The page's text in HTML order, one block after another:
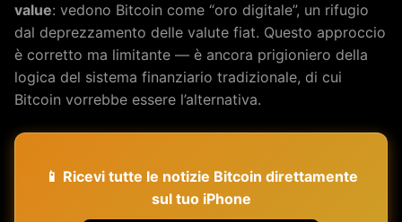
value: vedono Bitcoin come “oro digitale”, un rifugio
dal deprezzamento delle valute fiat. Questo approccio
è corretto ma limitante — è ancora prigioniero della
logica del sistema finanziario tradizionale, di cui
Bitcoin vorrebbe essere l’alternativa.
📱 Ricevi tutte le notizie Bitcoin direttamente
sul tuo iPhone